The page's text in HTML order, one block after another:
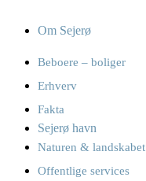
Om Sejerø
Beboere – boliger
Erhverv
Fakta
Sejerø havn
Naturen & landskabet
Offentlige services